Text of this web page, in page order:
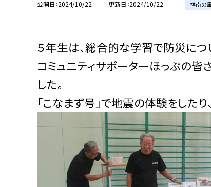
公開日 2024/10/22 更新日 2024/10/22 祥南の
５年生は、総合的な学習で防災につ
コミュニティサポーターほっぷの
した。
「こなまず号」で地震の体験をした